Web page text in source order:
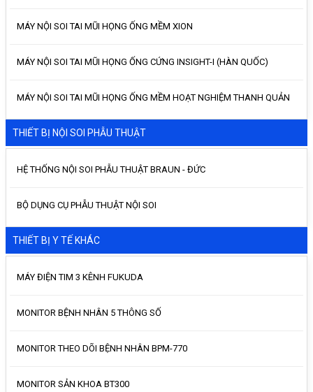
MÁY NỘI SOI TAI MŨI HỌNG ỐNG MỀM XION
MÁY NỘI SOI TAI MŨI HỌNG ỐNG CỨNG INSIGHT-I (HÀN QUỐC)
MÁY NỘI SOI TAI MŨI HỌNG ỐNG MỀM HOẠT NGHIỆM THANH QUẢN
THIẾT BỊ NỘI SOI PHẪU THUẬT
HỆ THỐNG NỘI SOI PHẪU THUẬT BRAUN - ĐỨC
BỘ DỤNG CỤ PHẪU THUẬT NỘI SOI
THIẾT BỊ Y TẾ KHÁC
MÁY ĐIỆN TIM 3 KÊNH FUKUDA
MONITOR BỆNH NHÂN 5 THÔNG SỐ
MONITOR THEO DÕI BỆNH NHÂN BPM-770
MONITOR SẢN KHOA BT300